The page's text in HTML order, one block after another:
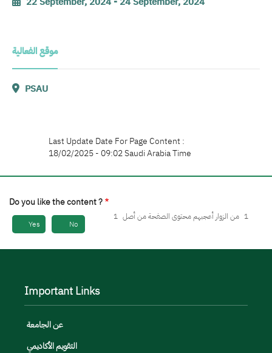
موقع الفعالية
PSAU
Last Update Date For Page Content :
18/02/2025 - 09:02 Saudi Arabia Time
Do you like the content ?
Yes No
1 من الزوار أعجبهم محتوى الصفحة من أصل 1
Important Links
عن الجامعة
التقويم الأكاديمي